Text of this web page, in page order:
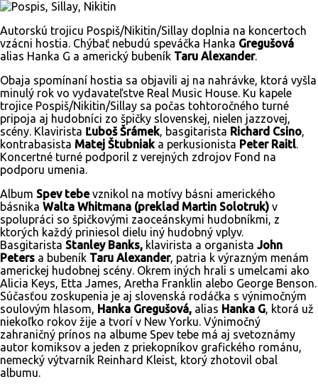
Autorskú trojicu Pospiš/Nikitin/Sillay doplnia na koncertoch
vzácni hostia. Chýbať nebudú speváčka Hanka Gregušová
alias Hanka G a americký bubeník Taru Alexander.
Obaja spomínaní hostia sa objavili aj na nahrávke, ktorá vyšla
minulý rok vo vydavateľstve Real Music House. Ku kapele
trojice Pospiš/Nikitin/Sillay sa počas tohtoročného turné
pripoja aj hudobníci zo špičky slovenskej, nielen jazzovej,
scény. Klavirista Ľuboš Šrámek, basgitarista Richard Csino,
kontrabasista Matej Štubniak a perkusionista Peter Raitl.
Koncertné turné podporil z verejných zdrojov Fond na
podporu umenia.
Album Spev tebevznikol na motívy básni amerického
básnika Walta Whitmana (preklad Martin Solotruk) v
spolupráci so špičkovými zaoceánskymi hudobníkmi, z
ktorých každý priniesol dielu iný hudobný vplyv.
Basgitarista Stanley Banks, klavirista a organista John
Peters a bubeník Taru Alexander, patria k výrazným menám
americkej hudobnej scény. Okrem iných hrali s umelcami ako
Alicia Keys, Etta James, Aretha Franklin alebo George Benson.
Súčasťou zoskupenia je aj slovenská rodáčka s výnimočným
soulovým hlasom, Hanka Gregušová, alias Hanka G, ktorá už
niekoľko rokov žije a tvorí v New Yorku. Výnimočný
zahraničný prínos na albume Spev tebe má aj svetoznámy
autor komiksov a jeden z priekopníkov grafického románu,
nemecký výtvarník Reinhard Kleist, ktorý zhotovil obal
albumu.